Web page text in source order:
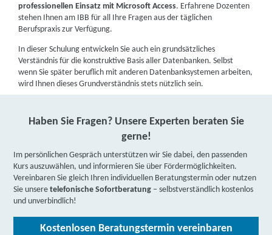
professionellen Einsatz mit Microsoft Access. Erfahrene Dozenten
stehen Ihnen am IBB für all Ihre Fragen aus der täglichen
Berufspraxis zur Verfügung.
In dieser Schulung entwickeln Sie auch ein grundsätzliches
Verständnis für die konstruktive Basis aller Datenbanken. Selbst
wenn Sie später beruflich mit anderen Datenbanksystemen arbeiten,
wird Ihnen dieses Grundverständnis stets nützlich sein.
Haben Sie Fragen? Unsere Experten beraten Sie
gerne!
Im persönlichen Gespräch unterstützen wir Sie dabei, den passenden
Kurs auszuwählen, und informieren Sie über Fördermöglichkeiten.
Vereinbaren Sie gleich Ihren individuellen Beratungstermin oder nutzen
Sie unseretelefonische Sofortberatung – selbstverständlich kostenlos
und unverbindlich!
Kostenlosen Beratungstermin vereinbaren